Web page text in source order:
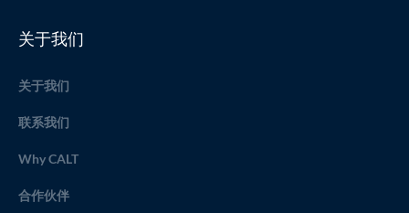
关于我们
关于我们
联系我们
Why CALT
合作伙伴